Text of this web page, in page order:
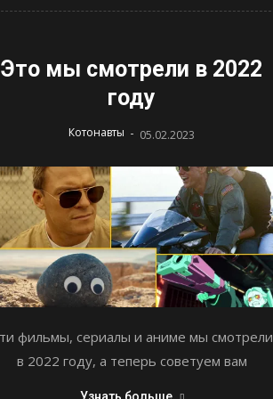
Это мы смотрели в 2022
году
Котонавты - 05.02.2023
фильмы, сериалы и аниме мы смотрели
в 2022 году, а теперь советуем вам